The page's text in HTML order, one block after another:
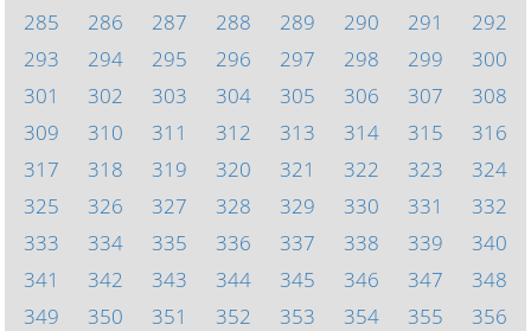
285
286 287 288 289 290 291
292
293
294 295 296 297 298 299
300
301
302 303 304 305 306 307
308
309
310 311 312 313 314 315
316
317
318 319 320 321 322 323
324
325
326 327 328 329 330 331
332
333
334 335 336 337 338 339
340
341
342 343 344 345 346 347
348
349
350 351 352 353 354 355
356